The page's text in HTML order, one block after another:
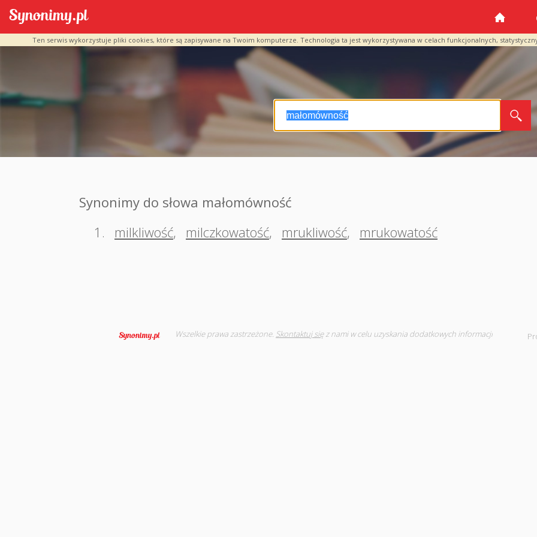
Ten serwis wykorzystuje pliki cookies, które są zapisywane na Twoim komputerze. Technologia ta jest wykorzystywana w celach funkcjonalnych,
Synonimy do słowa małomówność
1.
milkliwość, milczkowatość, mrukliwość, mrukowatość
Wszelkie prawa zastrzeżone. Skontaktuj sięz nami w celu uzyskania dodatkowych informacji